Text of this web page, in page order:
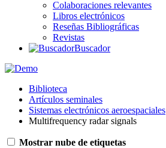
Colaboraciones relevantes
Libros electrónicos
Reseñas Bibliográficas
Revistas
Buscador
Biblioteca
Artículos seminales
Sistemas electrónicos aeroespaciales
Multifrequency radar signals
Mostrar nube de etiquetas